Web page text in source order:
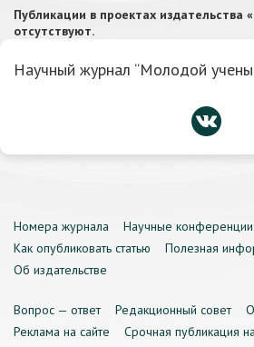
Публикации в проектах издательства
отсутствуют.
Научный журнал “Молодой
Номера журнала Научные конференции
Как опубликовать статью
Полезная
Об издательстве
Вопрос — ответ Редакционный совет
Реклама на сайте
Срочная публикация